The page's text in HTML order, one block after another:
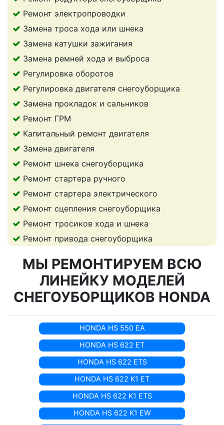
Ремонт электропроводки
Замена троса хода или шнека
Замена катушки зажигания
Замена ремней хода и выброса
Регулировка оборотов
Регулировка двигателя снегоуборщика
Замена прокладок и сальников
Ремонт ГРМ
Капитальный ремонт двигателя
Замена двигателя
Ремонт шнека снегоуборщика
Ремонт стартера ручного
Ремонт стартера электрического
Ремонт сцепления снегоуборщика
Ремонт тросиков хода и шнека
Ремонт привода снегоуборщика
МЫ РЕМОНТИРУЕМ ВСЮ
ЛИНЕЙКУ МОДЕЛЕЙ
СНЕГОУБОРЩИКОВ HONDA
HONDA HS 550 EA
HONDA HS 622 ET
HONDA HS 622 ETS
HONDA HS 622 K1 ET
HONDA HS 622 K1 ETS
HONDA HS 622 K1 EW